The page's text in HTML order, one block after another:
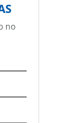
no